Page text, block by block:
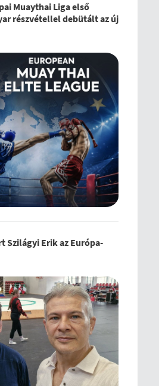
Muaythai Liga első
részvétellel debütált az új
Szilágyi Erik az Európa-